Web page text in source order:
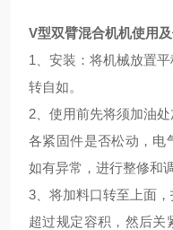
V型双臂混合机机使用
1、安装：将机械放置
转自如。
2、使用前先将须加油
各紧固件是否松动，电
如有异常，进行整修和调
3、将加料口转至上面
超过规定容积，然后关